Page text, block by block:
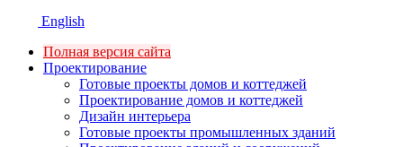
English
Полная версия сайта
Проектирование
Готовые проекты домов и коттеджей
Проектирование домов и коттеджей
Дизайн интерьера
Готовые проекты промышленных зданий